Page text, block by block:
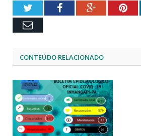
TwitterFacebookGoogle+
Email
CONTEÚDO RELACIONADO